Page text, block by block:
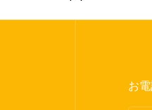
お